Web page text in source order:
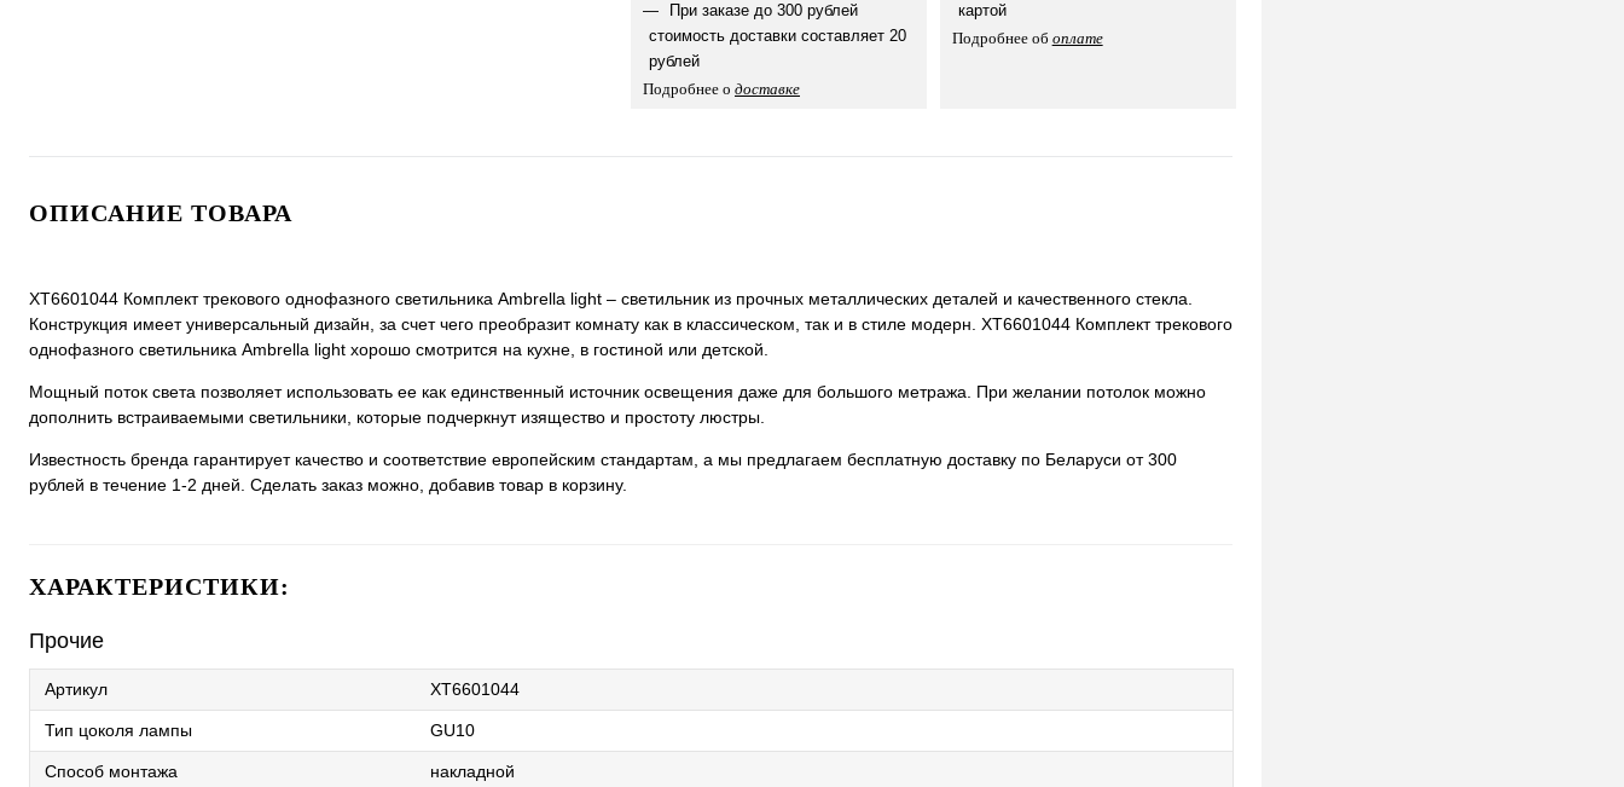
При заказе до 300 рублей
стоимость доставки составляет 20
рублей
Подробнее о доставке
картой
Подробнее об оплате
ОПИСАНИЕ ТОВАРА
XT6601044 Комплект трекового однофазного светильника Ambrella light – светильник из прочных металлических деталей и качественного стекла.
Конструкция имеет универсальный дизайн, за счет чего преобразит комнату как в классическом, так и в стиле модерн. XT6601044 Комплект трекового
однофазного светильника Ambrella light хорошо смотрится на кухне, в гостиной или детской.
Мощный поток света позволяет использовать ее как единственный источник освещения даже для большого метража. При желании потолок можно
дополнить встраиваемыми светильники, которые подчеркнут изящество и простоту люстры.
Известность бренда гарантирует качество и соответствие европейским стандартам, а мы предлагаем бесплатную доставку по Беларуси от 300
рублей в течение 1-2 дней. Сделать заказ можно, добавив товар в корзину.
ХАРАКТЕРИСТИКИ:
Прочие
Артикул XT6601044
Тип цоколя лампы GU10
Способ монтажа накладной